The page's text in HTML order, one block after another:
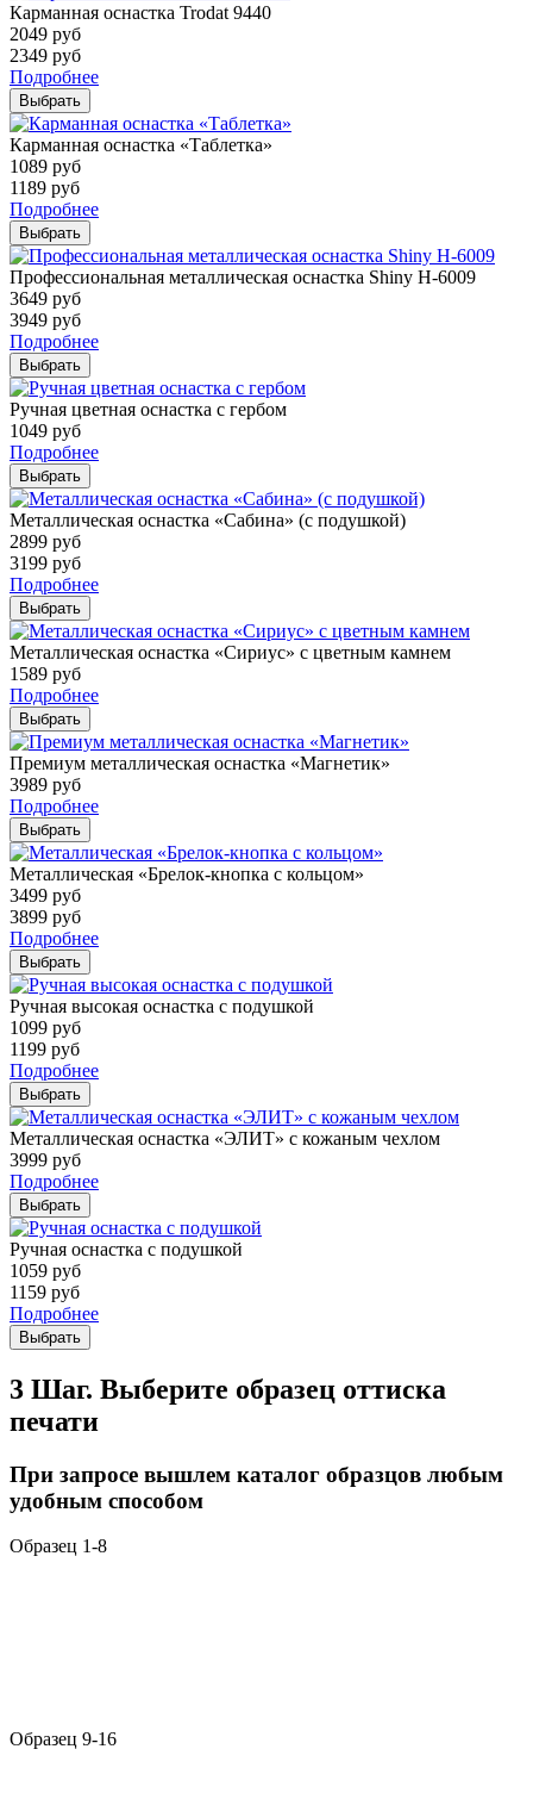
Карманная оснастка Trodat 9440
2049 руб
2349 руб
Подробнее
Выбрать
Карманная оснастка «Таблетка»
1089 руб
1189 руб
Подробнее
Выбрать
Профессиональная металлическая оснастка Shiny H-6009
3649 руб
3949 руб
Подробнее
Выбрать
Ручная цветная оснастка с гербом
1049 руб
Подробнее
Выбрать
Металлическая оснастка «Сабина» (с подушкой)
2899 руб
3199 руб
Подробнее
Выбрать
Металлическая оснастка «Сириус» с цветным камнем
1589 руб
Подробнее
Выбрать
Премиум металлическая оснастка «Магнетик»
3989 руб
Подробнее
Выбрать
Металлическая «Брелок-кнопка с кольцом»
3499 руб
3899 руб
Подробнее
Выбрать
Ручная высокая оснастка с подушкой
1099 руб
1199 руб
Подробнее
Выбрать
Металлическая оснастка «ЭЛИТ» с кожаным чехлом
3999 руб
Подробнее
Выбрать
Ручная оснастка с подушкой
1059 руб
1159 руб
Подробнее
Выбрать
3 Шаг. Выберите образец оттиска
печати
При запросе вышлем каталог образцов любым
удобным способом
Образец 1-8
Образец 9-16